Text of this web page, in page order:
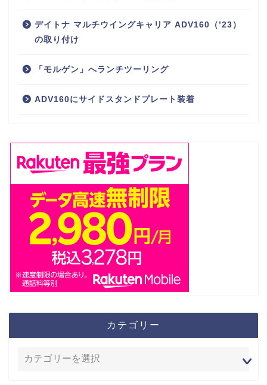
デイトナ マルチウイングキャリア ADV160（’23）
の取り付け
「モルゲン」へランチツーリング
ADV160にサイドスタンドプレート装着
カテゴリー